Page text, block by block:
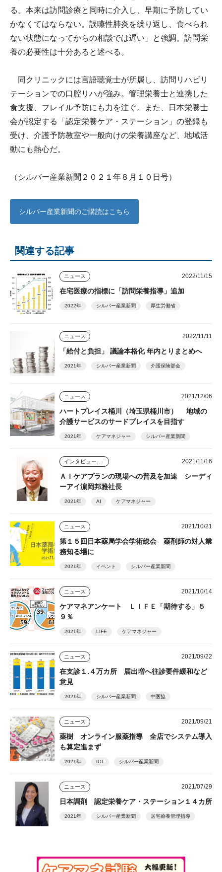
る。本来は訪問診療と同時に介入し、早期に予防してい
かなくてはならない。誤嚥性肺炎を繰り返し、食べられ
ない状態になってからの相談では遅い」と強調。訪問栄
養の必要性は十分あると述べる。
同クリニックには言語聴覚士が所属し、訪問リハビリ
テーションでの口腔リハが強み。管理栄養士と連携した
食支援、フレイル予防にも力を注ぐ。また、日本栄養士
会が認定する「認定栄養ケア・ステーション」の登録も
受け、介護予防教室や一般向けの栄養講座など、地域活
動にも熱心だ。
（シルバー産業新聞２０２１年８月１０日号）
シルバー産業新聞のご購読はこちら
関連する記事
ニュース 2022/11/15
在宅医療の指標に「訪問栄養指導」追加
2022年 シルバー産業新聞 厚生労働省
ニュース 2022/11/11
「給付と負担」 議論本格化 年内とりまとめへ
2021年 シルバー産業新聞 介護保険部会
ニュース 2021/12/06
ハートプレイス桶川（埼玉県桶川市） 地域の
介護サービスのサードプレイスを目指す
2021年 ケアマネジャー シルバー産業新聞
2021/11/16
ＡＩケアプランの現場への普及を加速 シーディ
ーアイ濵岡邦雅社長
2021年 AI ケアマネジャー
ニュース 2021/10/21
第１５回日本薬局学会学術総会 薬剤師の対人業
務知る場に
2021年 イベント シルバー産業新聞
ニュース 2021/10/14
ケアマネアンケート ＬＩＦＥ「期待する」５
９％
2021年 LIFE ケアマネジャー
ニュース 2021/09/22
在支診１.４万カ所 届出増へ往診要件緩和など
意見
2021年 シルバー産業新聞 中医協
ニュース 2021/09/21
薬樹 オンライン服薬指導 全店でシステム導入
も算定進まず
2021年 ICT シルバー産業新聞
ニュース 2021/07/29
日本調剤 認定栄養ケア・ステーション１４カ所
2021年 シルバー産業新聞 居宅療養管理指導